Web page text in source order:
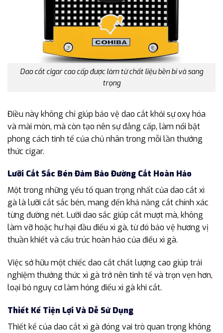
Dao cắt cigar cao cấp được làm từ chất liệu bền bỉ và sang
trọng
Điều này không chỉ giúp bảo vệ dao cắt khỏi sự oxy hóa
và mài mòn, mà còn tạo nên sự đẳng cấp, làm nổi bật
phong cách tinh tế của chủ nhân trong mỗi lần thưởng
thức cigar.
Lưỡi Cắt Sắc Bén Đảm Bảo Đường Cắt Hoàn Hảo
Một trong những yếu tố quan trọng nhất của dao cắt xì
gà là lưỡi cắt sắc bén, mang đến khả năng cắt chính xác
từng đường nét. Lưỡi dao sắc giúp cắt mượt mà, không
làm vỡ hoặc hư hại đầu điếu xì gà, từ đó bảo vệ hương vị
thuần khiết và cấu trúc hoàn hảo của điếu xì gà.
Việc sở hữu một chiếc dao cắt chất lượng cao giúp trải
nghiệm thưởng thức xì gà trở nên tinh tế và trọn vẹn hơn,
loại bỏ nguy cơ làm hỏng điếu xì gà khi cắt.
Thiết Kế Tiện Lợi Và Dễ Sử Dụng
Thiết kế của dao cắt xì gà đóng vai trò quan trọng không